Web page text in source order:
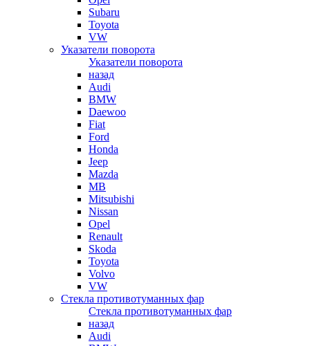
Subaru
Toyota
VW
Указатели поворота
Указатели поворота
назад
Audi
BMW
Daewoo
Fiat
Ford
Honda
Jeep
Mazda
MB
Mitsubishi
Nissan
Opel
Renault
Skoda
Toyota
Volvo
VW
Стекла противотуманных фар
Стекла противотуманных фар
назад
Audi